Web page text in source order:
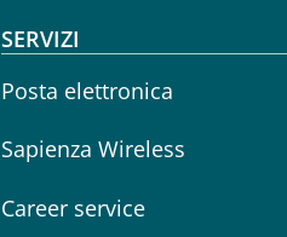
SERVIZI
Posta elettronica
Sapienza Wireless
Career service